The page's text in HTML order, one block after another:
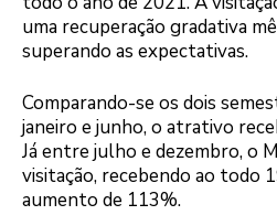
uma recuperação gradativa
superando as expectativas.
Comparando-se os dois
janeiro e junho, o atrativo
Já entre julho e dezembro, o
visitação, recebendo ao todo
aumento de 113%.